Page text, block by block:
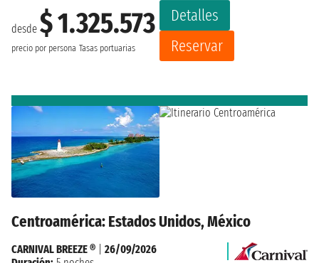
desde $ 1.325.573
precio por persona Tasas portuarias
Detalles
Reservar
Centroamérica: Estados Unidos, México
CARNIVAL BREEZE ®
26/09/2026